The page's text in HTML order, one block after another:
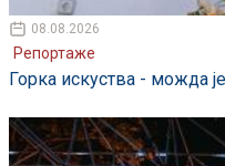
08.08.2026
Репортаже
Горка искуства - можда